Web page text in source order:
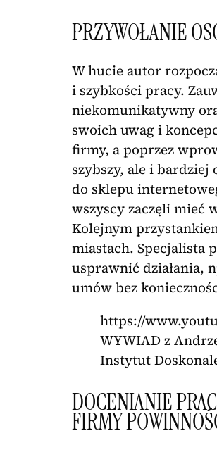
PRZYWOŁANIE
W hucie autor
i szybkości pracy.
niekomunikatywny
swoich uwag i
firmy, a poprzez
szybszy, ale i bardziej
do sklepu
wszyscy zaczęli mieć
Kolejnym
miastach. Specjalista
usprawnić działania,
umów bez
https://
WYWIAD z
Instytut
DOCENIANIE
FIRMY